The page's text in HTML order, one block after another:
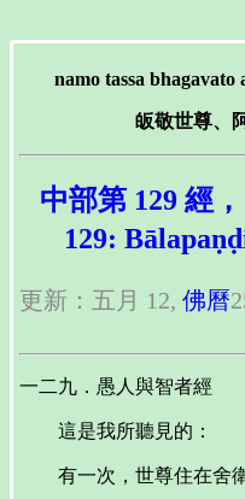
namo tassa bhagavato
皈敬世尊、
中部第 129 經
129:
更新：五月 12, 佛曆
一二九．愚人與智者經
這是我所聽見的：
有一次，世尊住在舍衛